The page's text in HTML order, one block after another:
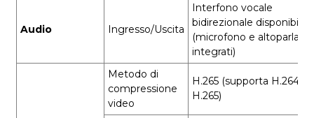
Audio Ingresso/Uscita
Interfono vocale
bidirezionale disponibile
(microfono e
integrati)
Metodo di
compressione
video
H.265 (supporta H.264,
H.265)